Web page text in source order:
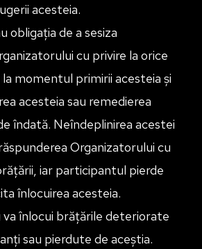
acesteia.
obligația de a sesiza
cu privire la orice
momentul primirii acesteia și
acesteia sau remedierea
îndată. Neîndeplinirea acestei
Organizatorului cu
iar participantul pierde
înlocuirea acesteia.
înlocui brățările deteriorate
sau pierdute de aceștia.